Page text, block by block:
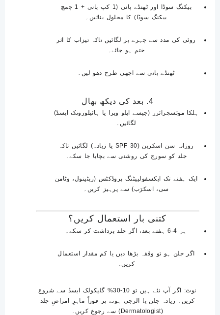
بیکنگ سوڈا اور ٹھنڈے پانی (1 کپ پانی + 1 چمچ
بیکنگ سوڈا) کا محلول بنائیں۔
روئی کی مدد سے چہرے پر لگائیں تاکہ تیزاب کا اثر
ختم ہو جائے۔
ٹھنڈے پانی سے اچھی طرح دھو لیں۔
4. بعد کی دیکھ بھال
ہلکا موئسچرائزر (جیسے ایلو ویرا یا ہائیلورونک ایسڈ)
لگائیں۔
روزانہ سن اسکرین (SPF 30 یا زیادہ) لگائیں تاکہ
جلد کو سورج کی روشنی سے بچایا جا سکے۔
ایک ہفتے تک ایکسفولییٹنگ پروڈکٹس (ریٹینول، وٹامن
سی، اسکرَب) سے پرہیز کریں۔
کتنی بار استعمال کریں؟
ہر 4-6 ہفتے بعد ، اگر جلد برداشت کر سکے۔
اگر جلن ہو تو وقفہ بڑھا دیں یا کم مقدار استعمال
کریں۔
نوٹ: اگر آپ نئے ہیں تو 10-30% گلیکولک ایسڈ
سے شروع
کریں۔ زیادہ جلن یا الرجی ہونے پر فوراً ماہرِ امراضِ جلد
(Dermatologist) سے رجوع کریں۔